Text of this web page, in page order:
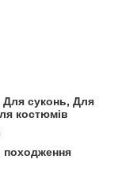
Для суконь, Для
костюмів
походження